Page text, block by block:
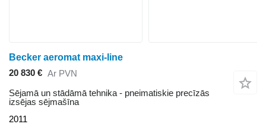
Becker aeromat maxi-line
20 830 € Ar PVN
Sējamā un stādāmā tehnika - pneimatiskie precīzās
izsējas sējmašīna
2011